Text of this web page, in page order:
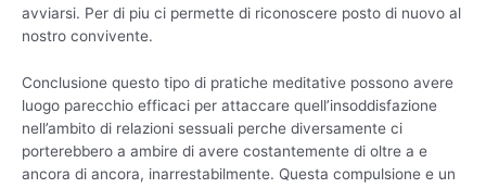
avviarsi. Per di piu ci permette di riconoscere posto di nuovo al
nostro convivente.
Conclusione questo tipo di pratiche meditative possono avere
luogo parecchio efficaci per attaccare quell’insoddisfazione
nell’ambito di relazioni sessuali perche diversamente ci
porterebbero a ambire di avere costantemente di oltre a e
ancora di ancora, inarrestabilmente. Questa compulsione e un